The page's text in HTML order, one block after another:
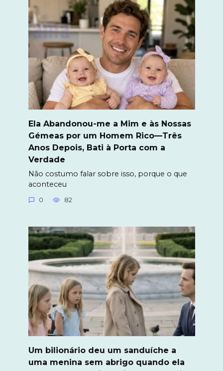
Ela Abandonou-me a Mim e às Nossas
Gémeas por um Homem Rico—Três
Anos Depois, Bati à Porta com a
Verdade
Não costumo falar sobre isso, porque o que
aconteceu
0 82
Um bilionário deu um sanduíche a
uma menina sem abrigo quando ela